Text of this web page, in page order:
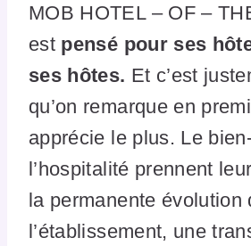
MOB HOTEL – OF –
est pensé pour ses
ses hôtes. Et c’est
qu’on remarque en
apprécie le plus. Le
l’hospitalité prennent
la permanente évolution
l’établissement, une